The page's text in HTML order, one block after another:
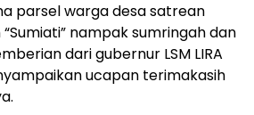
parsel warga desa satrean
nampak sumringah dan
dari gubernur LSM LIRA
ucapan terimakasih